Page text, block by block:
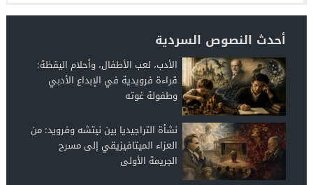
أحدث النصوص السردية
الأدب، لعب الأطفال، وأحلام اليقظة:
قراءة فرويدية في الإبداع الأدبي
وطفولة غوته
نشأة التراجيديا بين نيتشه وفرويد: من
العزاء الميتافيزيقي إلى مسرح
الجريمة الأولى